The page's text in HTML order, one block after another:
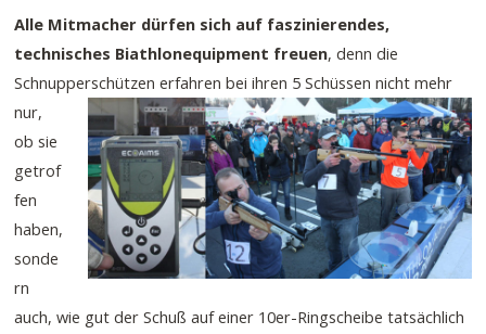
Alle Mitmacher dürfen sich auf faszinierendes,
technisches Biathlonequipment freuen, denn die
Schnupperschützenerfahren bei ihren 5 Schüssen nicht mehr
nur,
ob sie
getrof
fen
haben,
sonde
rn
auch, wie gut der Schuß auf einer 10er-Ringscheibe tatsächlich